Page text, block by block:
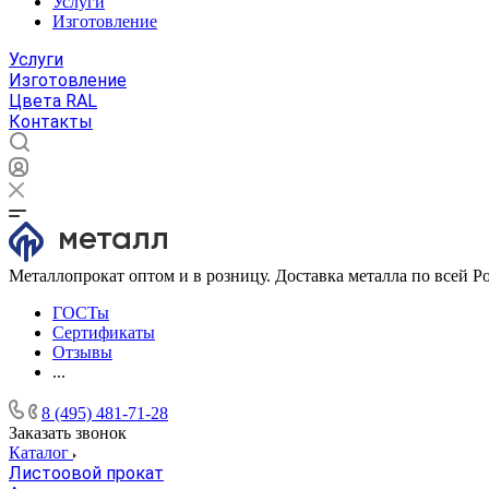
Изготовление
Услуги
Изготовление
Цвета RAL
Контакты
Металлопрокат оптом и в розницу. Доставка металла по всей
ГОСТы
Сертификаты
Отзывы
...
8 (495) 481-71-28
Заказать звонок
Каталог
Листоовой прокат